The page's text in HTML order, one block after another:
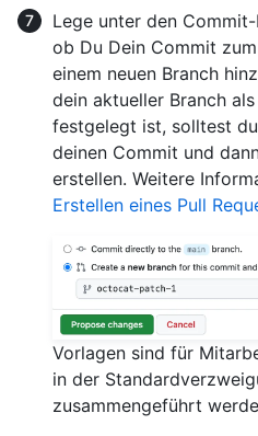
Lege unter den
ob Du Dein Commit
einem neuen Branch
dein aktueller Branch
festgelegt ist, solltest
deinen Commit und
erstellen. Weitere
Erstellen eines Pull
Vorlagen sind für
in der
zusammengeführt